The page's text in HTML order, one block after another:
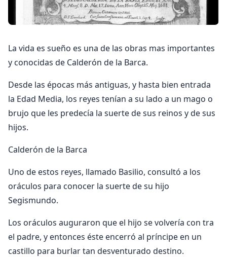
La vida es sueño es una de las obras mas importantes
y conocidas de Calderón de la Barca.
­Desde las épocas más antiguas, y hasta ­bien entrada
la Edad Media, los reyes tenían a su lado a un mago o
brujo que les predecía la suerte de sus reinos y de sus
hijos.
Calderón de la Barca
Uno de estos reyes, llamado Basilio, consultó a los
oráculos para conocer la suerte de su hijo
Segismundo.
Los oráculos auguraron que el hijo se volvería con ­tra
el padre, y entonces éste encerró al príncipe en un
castillo para burlar tan des­venturado destino.